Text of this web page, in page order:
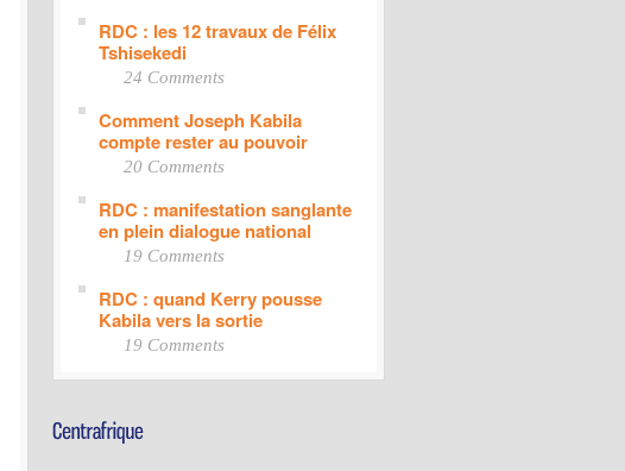
RDC : les 12 travaux de Félix
Tshisekedi
24 Comments
Comment Joseph Kabila
compte rester au pouvoir
20 Comments
RDC : manifestation sanglante
en plein dialogue national
19 Comments
RDC : quand Kerry pousse
Kabila vers la sortie
19 Comments